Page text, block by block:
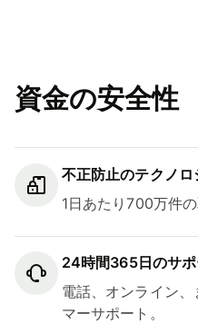
資金の安全性
不正防止のテクノロ
1日あたり700万件
24時間365日のサポ
電話、オンライン
マーサポート。